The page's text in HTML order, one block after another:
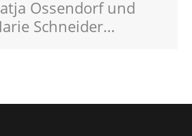
Ossendorf und
Schneider…